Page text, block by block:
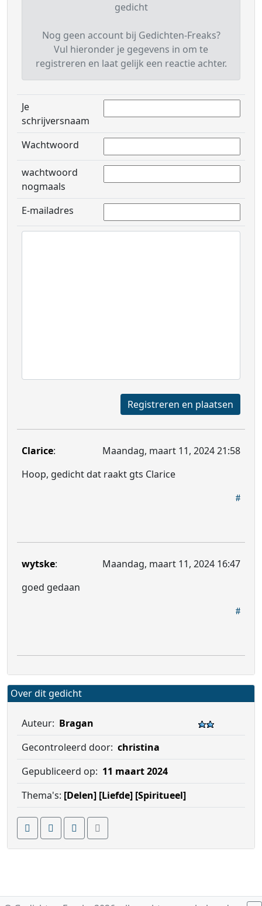
gedicht
Nog geen account bij Gedichten-Freaks?
Vul hieronder je gegevens in om te
registreren en laat gelijk een reactie achter.
Je
schrijversnaam
Wachtwoord
wachtwoord
nogmaals
E-mailadres
Registreren en plaatsen
Clarice:
Maandag, maart 11, 2024 21:58
Hoop, gedicht dat raakt gts Clarice
wytske:
Maandag, maart 11, 2024 16:47
goed gedaan
Over dit gedicht
Auteur: Bragan
Gecontroleerd door: christina
Gepubliceerd op: 11 maart 2024
Thema's: [Delen] [Liefde] [Spiritueel]